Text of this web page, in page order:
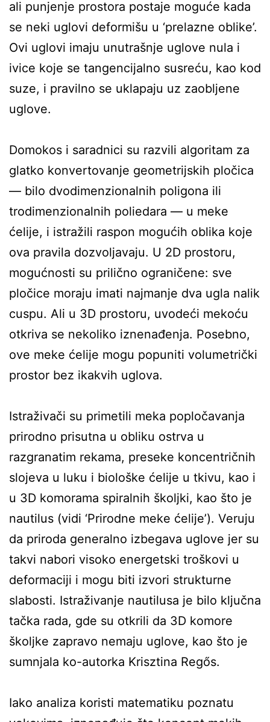
ali punjenje prostora postaje moguće kada
se neki uglovi deformišu u ‘prelazne oblike’.
Ovi uglovi imaju unutrašnje uglove nula i
ivice koje se tangencijalno susreću, kao kod
suze, i pravilno se uklapaju uz zaobljene
uglove.
Domokos i saradnici su razvili algoritam za
glatko konvertovanje geometrijskih pločica
— bilo dvodimenzionalnih poligona ili
trodimenzionalnih poliedara — u meke
ćelije, i istražili raspon mogućih oblika koje
ova pravila dozvoljavaju. U 2D prostoru,
mogućnosti su prilično ograničene: sve
pločice moraju imati najmanje dva ugla nalik
cuspu. Ali u 3D prostoru, uvodeći mekoću
otkriva se nekoliko iznenađenja. Posebno,
ove meke ćelije mogu popuniti volumetrički
prostor bez ikakvih uglova.
Istraživači su primetili meka popločavanja
prirodno prisutna u obliku ostrva u
razgranatim rekama, preseke koncentričnih
slojeva u luku i biološke ćelije u tkivu, kao i
u 3D komorama spiralnih školjki, kao što je
nautilus (vidi ‘Prirodne meke ćelije’). Veruju
da priroda generalno izbegava uglove jer su
takvi nabori visoko energetski troškovi u
deformaciji i mogu biti izvori strukturne
slabosti. Istraživanje nautilusa je bilo ključna
tačka rada, gde su otkrili da 3D komore
školjke zapravo nemaju uglove, kao što je
sumnjala ko-autorka Krisztina Regős.
Iako analiza koristi matematiku poznatu